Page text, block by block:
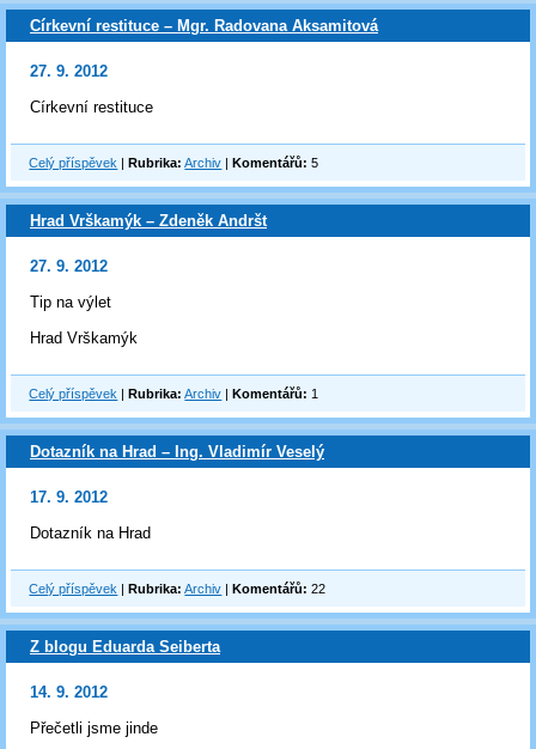
Církevní restituce – Mgr. Radovana Aksamitová
27. 9. 2012
Církevní restituce
Celý příspěvek |Rubrika: Archiv |Komentářů: 5
Hrad Vrškamýk – Zdeněk Andršt
27. 9. 2012
Tip na výlet
Hrad Vrškamýk
Celý příspěvek |Rubrika: Archiv |Komentářů: 1
Dotazník na Hrad – Ing. Vladimír Veselý
17. 9. 2012
Dotazník na Hrad
Celý příspěvek |Rubrika: Archiv |Komentářů: 22
Z blogu Eduarda Seiberta
14. 9. 2012
Přečetli jsme jinde